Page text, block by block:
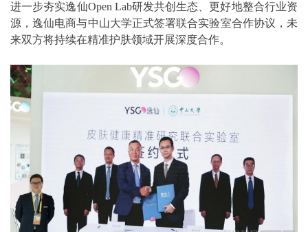
进一步夯实逸仙Open Lab研发共创生态、更好地整合行业资
源，逸仙电商与中山大学正式签署联合实验室合作协议，未
来双方将持续在精准护肤领域开展深度合作。